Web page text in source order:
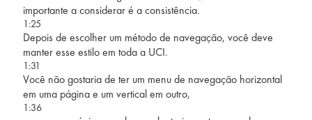
importante a considerar é a consistência.
1:25
Depois de escolher um método de navegação, você deve
manter esse estilo em toda a UCI.
1:31
Você não gostaria de ter um menu de navegação horizontal
em uma página e um vertical em outro,
1:36